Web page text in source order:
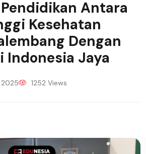
Antara
Kesehatan
Dengan
Indonesia Jaya
2025 1252 Views